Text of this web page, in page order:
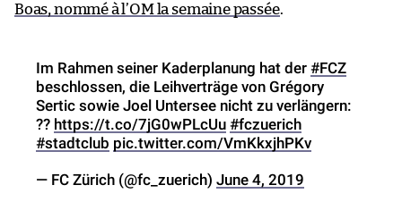
Boas, nommé à l’OM la semaine passée.
Im Rahmen seiner Kaderplanung hat der #FCZ
beschlossen, die Leihverträge von Grégory
Sertic sowie Joel Untersee nicht zu verlängern:
?? https://t.co/7jG0wPLcUu #fczuerich
#stadtclub pic.twitter.com/VmKkxjhPKv
— FC Zürich (@fc_zuerich) June 4, 2019